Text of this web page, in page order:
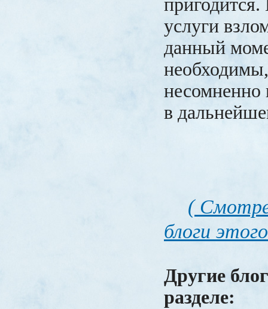
услуги
данный
несомненно
в
(
блоги
Другие
разделе: